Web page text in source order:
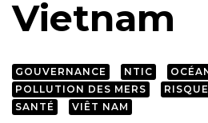
Vietnam
GOUVERNANCE NTIC
POLLUTION DES MERS
SANTÉ
VIÊT NAM